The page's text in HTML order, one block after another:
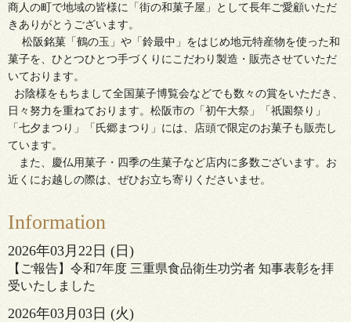
商人の町で地域の皆様に「街の和菓子屋」として長年ご愛顧いただ
きありがとうございます。
松阪銘菓「鶴の玉」や「鈴最中」をはじめ地元特産物を使った和
菓子を、ひとつひとつ手づくりにこだわり製造・販売させていただ
いております。
お陰様をもちまして全国菓子博覧会などでも数々の賞をいただき、
日々努力を重ねております。松阪市の「初午大祭」「祇園祭り」
「七夕まつり」「氏郷まつり」には、店頭で限定のお菓子も販売し
ています。
また、慶仏用菓子・四季の生菓子など店内に多数ございます。お
近くにお越しの際は、ぜひお立ち寄りくださいませ。
Information
2026年03 月 22 日 (日)
【ご報告】令和7年度 三重県食品衛生功労者 知事表彰を拝
受いたしました
2026年03月 03日 (火)